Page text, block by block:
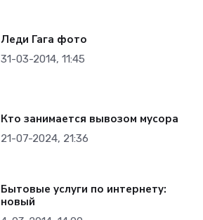
Леди Гага фото
31-03-2014, 11:45
Кто занимается вывозом мусора
21-07-2024, 21:36
Бытовые услуги по интернету:
новый